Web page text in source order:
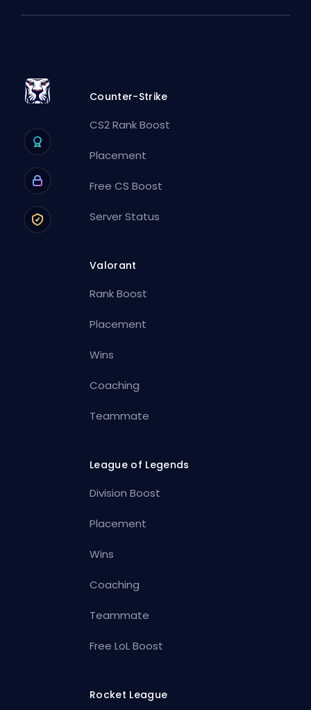
Counter-Strike
CS2 Rank Boost
Placement
Free CS Boost
Server Status
Valorant
Rank Boost
Placement
Wins
Coaching
Teammate
League of Legends
Division Boost
Placement
Wins
Coaching
Teammate
Free LoL Boost
Rocket League